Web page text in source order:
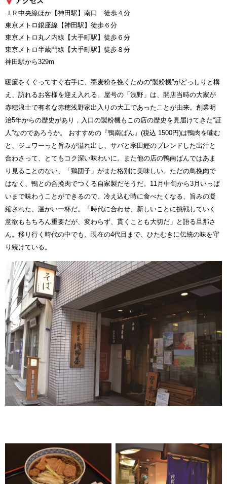
ＪＲ中央線ほか【神田駅】南口 徒歩４分
東京メトロ銀座線【神田駅】徒歩６分
東京メトロ丸ノ内線【大手町駅】徒歩６分
東京メトロ半蔵門線【大手町駅】徒歩８分
神田駅から329m
暖簾をくぐってすぐ右手に、蕎麦粉を挽くための“製粉機”がどっしりと構
え、訪れるお客様を迎え入れる。屋号の「浅野」は、開店当時の大家が
赤穂浪士で有名な赤穂浅野家出入りの大工であったことが由来。創業明
治5年からの歴史があり，入口の製粉機もこの店の歴史を見届けてきた“証
人”なのであろうか。 おすすめの『鴨南ばん』(税込 1500円)は鴨肉を噛む
と、ジュワーっと旨みが溢れ出し、サバと宗田鰹のブレンドした出汁と
合わさって、とてもコク深い味わいに。また他の店の鴨南ばんではあま
り見ることのない、「鶏団子」がまた格別に美味しい。ただの鳥挽肉で
はなく、鴨との合挽肉でつくる自家製だそうだ。11月中旬から3月いっぱ
いまで味わうことができるので、冷え込む時に食べたくなる、旨みの凝
縮された、温かい一杯だ。「時代に合わせ、新しいことに挑戦していく
意欲ももちろん重要だが、変わらず、貫くことも大切だ」と語る旦那さ
ん。移り行く時代の中でも、現在の4代目まで、ひたむきに伝統の味を守
り続けている。